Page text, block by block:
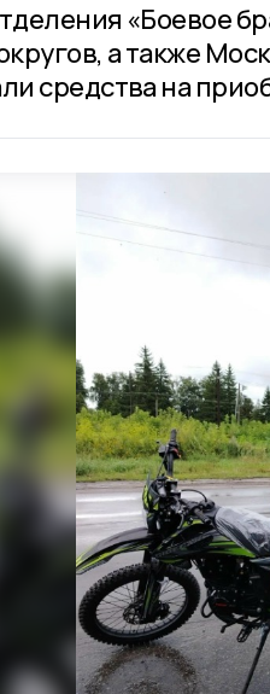
«Боевое
а также
средства на